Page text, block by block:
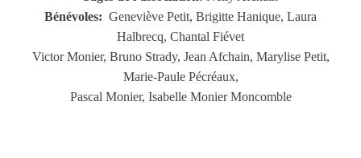
Bénévoles: Geneviève Petit, Brigitte Hanique, Laura
Halbrecq, Chantal Fiévet
Victor Monier, Bruno Strady, Jean Afchain, Marylise Petit,
Marie-Paule Pécréaux,
Pascal Monier, Isabelle Monier Moncomble